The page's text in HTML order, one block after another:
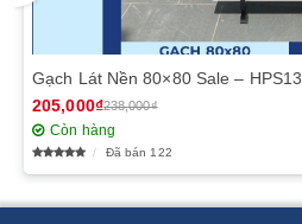
Gạch Lát Nền 80×80 Sale – HPS13
205,000₫238,000₫
Còn hàng
Đã bán 122